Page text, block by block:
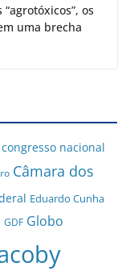
os
uma brecha
congresso nacional
Câmara dos
Eduardo Cunha
GDF Globo